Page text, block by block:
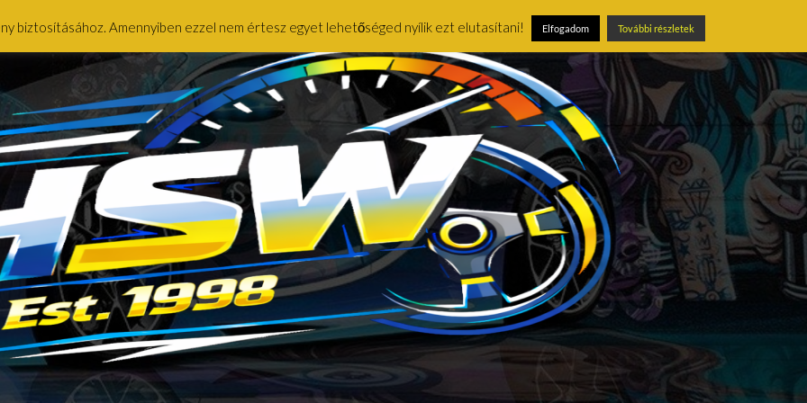
biztosításához. Amennyiben ezzel nem értesz egyet lehetőséged nyílik ezt elutasítani! Elfogadom További részletek